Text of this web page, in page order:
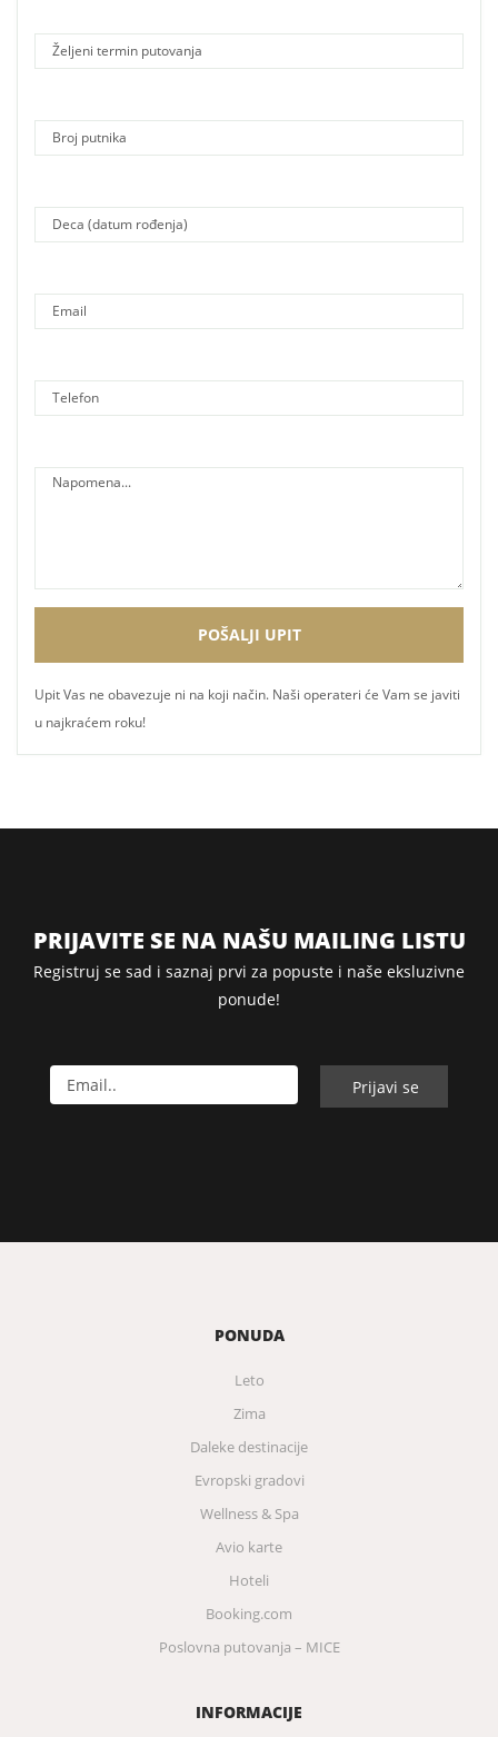
Upit Vas ne obavezuje ni na koji način. Naši operateri će Vam se javiti
u najkraćem roku!
PRIJAVITE SE NA NAŠU MAILING LISTU
Registruj se sad i saznaj prvi za popuste i naše eksluzivne
ponude!
PONUDA
Leto
Zima
Daleke destinacije
Evropski gradovi
Wellness & Spa
Avio karte
Hoteli
Booking.com
Poslovna putovanja – MICE
INFORMACIJE